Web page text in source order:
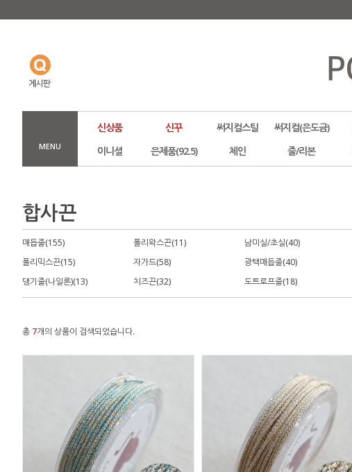
MENU
신상품 신꾸 써지컬스틸 써지컬(은도금)
이니셜
은제품(92.5) 체인 줄/리본
합사끈
매듭줄(155) 폴리왁스끈(11) 남미실/초실(40)
폴리믹스끈(15)
자가드(58) 광택매듭줄(40)
댕기줄(나일론)(13)
치즈끈(32) 도트로프줄(18)
총 7개의 상품이 검색되었습니다.